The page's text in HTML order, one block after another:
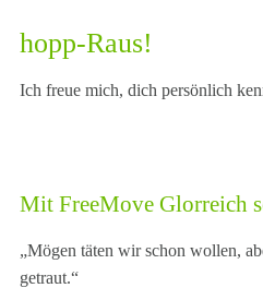
hopp-Raus!
Ich freue mich, dich persönlich
Mit FreeMove Glorreich
„Mögen täten wir schon wollen,
getraut.“